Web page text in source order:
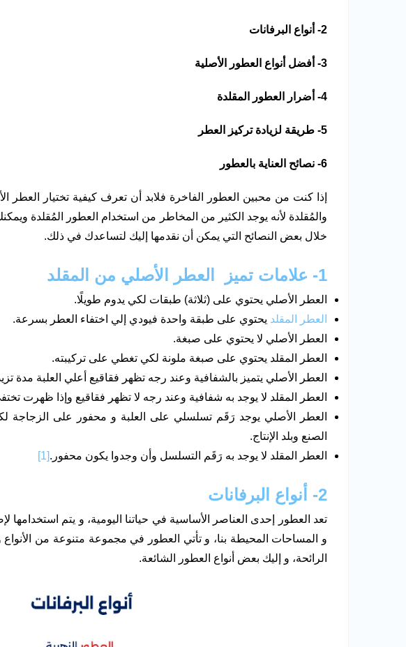
2- أنواع البرفانات
3- أفضل أنواع العطور الأصلية
4- أضرار العطور المقلدة
5- طريقة لزيادة تركيز العطر
6- نصائح العناية بالعطور
إذا كنت من محبين العطور الفاخرة فلابد أن تعرف كيفية تختيار العطر
والمُقلدة لأنه يوجد الكثير من المخاطر من استخدام العطور المُقلدة
خلال بعض النصائح التي يمكن أن نقدمها إليك لتساعدك في ذلك.
1- علامات تميز العطر الأصلي من المقلد
العطر الأصلي يحتوي على (ثلاثة) طبقات لكي يدوم طويلًا.
العطر المقلد يحتوي على طبقة واحدة فيودي إلي اختفاء العطر بسرعة.
العطر الأصلي لا يحتوي على صبغة.
العطر المقلد يحتوي على صبغة ملونة لكي تغطي على تركيبته.
العطر الأصلي يتميز بالشفافية وعند رجه تظهر فقاقيع أعلي العلبة مدة تزيد عن 10
العطر المقلد لا يوجد به شفافية وعند رجه لا تظهر فقاقيع وإذا ظهرت
العطر الأصلي يوجد رَقَم تسلسلي على العلبة و محفور على الزجاجة
الصنع وبلد الإنتاج.
العطر المقلد لا يوجد به رَقَم التسلسل وأن وجدوا يكون محفور.[1]
2- أنواع البرفانات
تعد العطور إحدى العناصر الأساسية في حياتنا اليومية، و يتم استخدامها
و المساحات المحيطة بنا، و تأتي العطور في مجموعة متنوعة من
الرائحة، و إليك بعض أنواع العطور الشائعة.